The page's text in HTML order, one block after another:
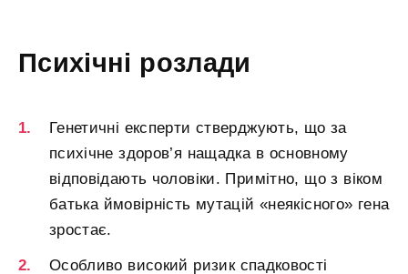
Психічні розлади
Генетичні експерти стверджують, що за
психічне здоров’я нащадка в основному
відповідають чоловіки. Примітно, що з віком
батька ймовірність мутацій «неякісного» гена
зростає.
Особливо високий ризик спадковості